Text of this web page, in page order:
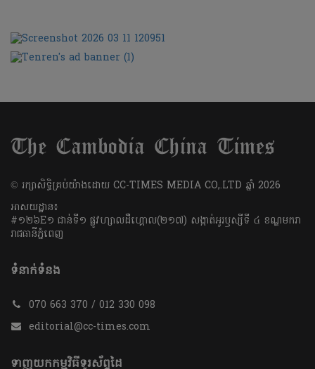
​© រក្សា​សិទ្ធិ​គ្រប់​យ៉ាង​ដោយ​ CC-TIMES MEDIA CO,.LTD ឆ្នាំ​ 2026
អាសយដ្ឋាន៖
#១២៦E១ ជាន់ទី១ ផ្លូវហ្សាលដឺហ្គោល(២១៧) សង្កាត់អូរឫស្សីទី ៤ ខណ្ឌមករា
រាជធានីភ្នំពេញ
ទំនាក់ទំនង
070 663 370 / 012 330 098
editorial@cc-times.com
ទាញយកកម្មវិធីទូរស័ព្ទដៃ